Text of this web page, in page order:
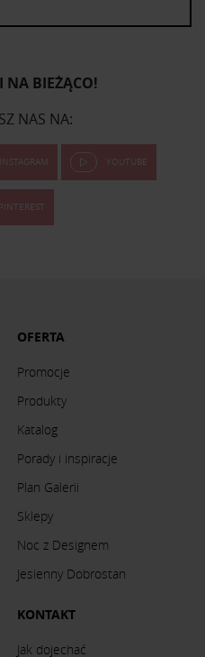
NA BIEŻĄCO!
NAS NA:
INSTAGRAM YOUTUBE
PINTEREST
OFERTA
Promocje
Produkty
Katalog
Porady i inspiracje
Plan Galerii
Sklepy
Noc z Designem
Jesienny Dobrostan
KONTAKT
Jak dojechać